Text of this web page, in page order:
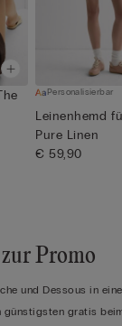
Personalisierbar
Leinenhemd
Pure Linen
€ 59,90
Promo
und Dessous in
günstigsten gratis